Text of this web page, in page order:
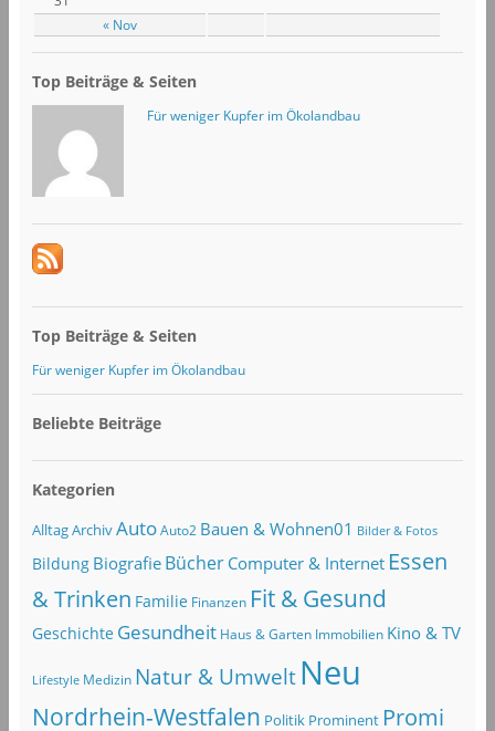
« Nov
Top Beiträge & Seiten
Für weniger Kupfer im Ökolandbau
Top Beiträge & Seiten
Für weniger Kupfer im Ökolandbau
Beliebte Beiträge
Kategorien
AlltagArchivAuto Auto2 Bauen & Wohnen01 Bilder & Fotos
Bildung Biografie Bücher Computer & Internet Essen
& Trinken Familie Finanzen Fit & Gesund
Geschichte Gesundheit Haus & Garten Immobilien Kino & TV
Lifestyle Medizin Natur & Umwelt Neu
Nordrhein-Westfalen Politik Prominent Promi